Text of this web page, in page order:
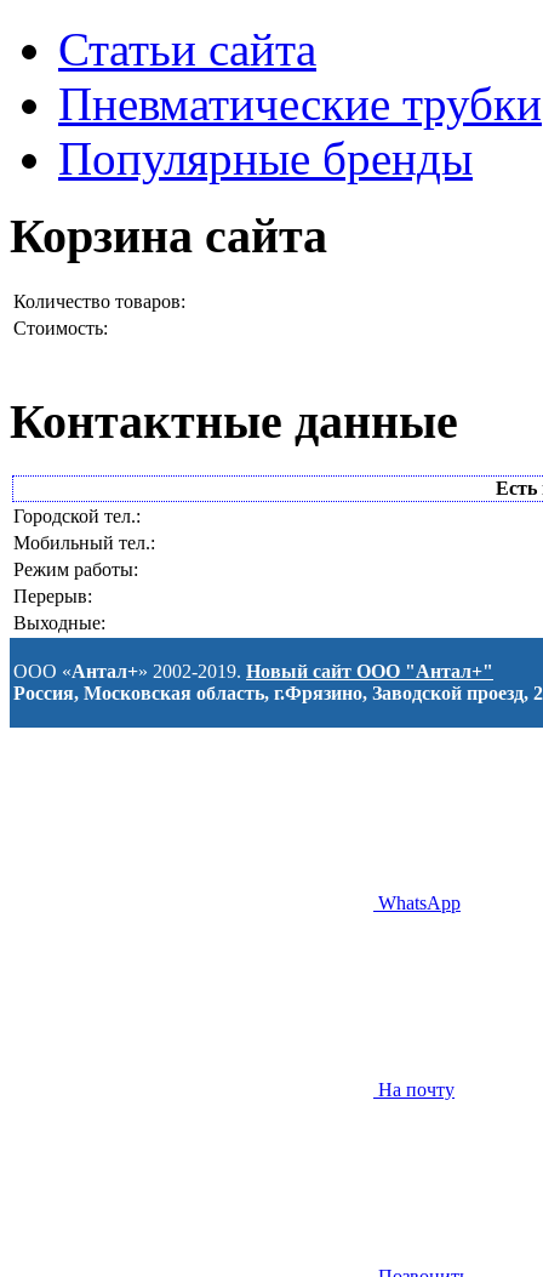
Статьи сайта
Пневматические трубки
Популярные бренды
Корзина сайта
Количество товаров:
Стоимость:
Контактные данные
Есть
Городской тел.:
Мобильный тел.:
Режим работы:
Перерыв:
Выходные:
ООО «Антал+» 2002-2019. Новый сайт ООО "Антал+"
Россия, Московская область, г.Фрязино, Заводской проезд, 2
WhatsApp
На почту